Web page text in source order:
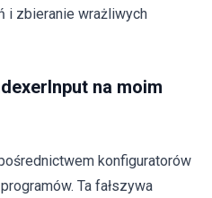
i zbieranie wrażliwych
na moim
konfiguratorów
Ta fałszywa